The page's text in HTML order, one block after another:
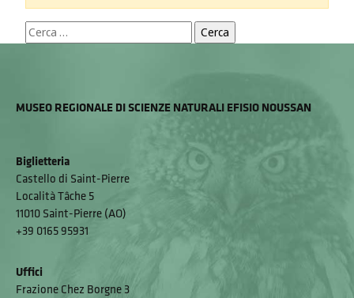
Ricerca
per:
MUSEO REGIONALE DI SCIENZE NATURALI EFISIO NOUSSAN
Biglietteria
Castello di Saint-Pierre
Località Tâche 5
11010 Saint-Pierre (AO)
+39 0165 95931
Uffici
Frazione Chez Borgne 3